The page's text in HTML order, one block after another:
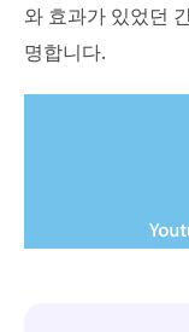
와 효과가 있었던
명합니다.